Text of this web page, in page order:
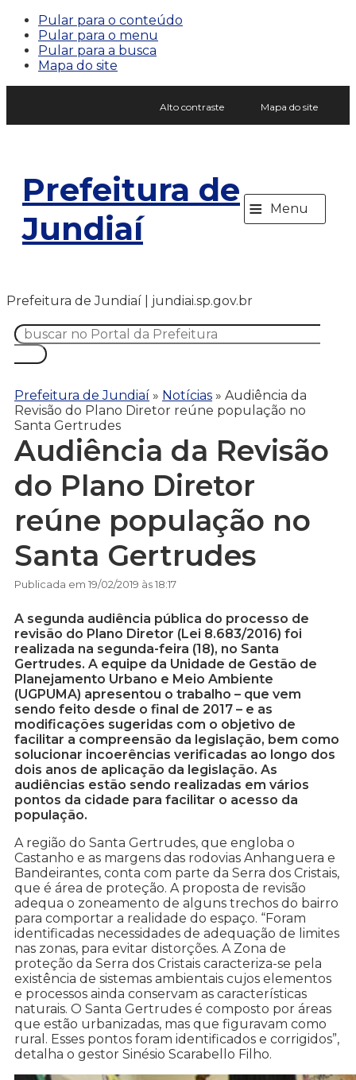
Pular para o conteúdo
Pular para o menu
Pular para a busca
Mapa do site
Alto contraste Mapa do site
Prefeitura de
Jundiaí
≡ Menu
Prefeitura de Jundiaí | jundiai.sp.gov.br
Prefeitura de Jundiaí » Notícias » Audiência da
Revisão do Plano Diretor reúne população no
Santa Gertrudes
Audiência da Revisão
do Plano Diretor
reúne população no
Santa Gertrudes
Publicada em 19/02/2019 às 18:17
A segunda audiência pública do processo de
revisão do Plano Diretor (Lei 8.683/2016) foi
realizada na segunda-feira (18), no Santa
Gertrudes. A equipe da Unidade de Gestão de
Planejamento Urbano e Meio Ambiente
(UGPUMA) apresentou o trabalho – que vem
sendo feito desde o final de 2017 – e as
modificações sugeridas com o objetivo de
facilitar a compreensão da legislação, bem como
solucionar incoerências verificadas ao longo dos
dois anos de aplicação da legislação. As
audiências estão sendo realizadas em vários
pontos da cidade para facilitar o acesso da
população.
A região do Santa Gertrudes, que engloba o
Castanho e as margens das rodovias Anhanguera e
Bandeirantes, conta com parte da Serra dos Cristais,
que é área de proteção. A proposta de revisão
adequa o zoneamento de alguns trechos do bairro
para comportar a realidade do espaço. “Foram
identificadas necessidades de adequação de limites
nas zonas, para evitar distorções. A Zona de
proteção da Serra dos Cristais caracteriza-se pela
existência de sistemas ambientais cujos elementos
e processos ainda conservam as características
naturais. O Santa Gertrudes é composto por áreas
que estão urbanizadas, mas que figuravam como
rural. Esses pontos foram identificados e corrigidos”,
detalha o gestor Sinésio Scarabello Filho.